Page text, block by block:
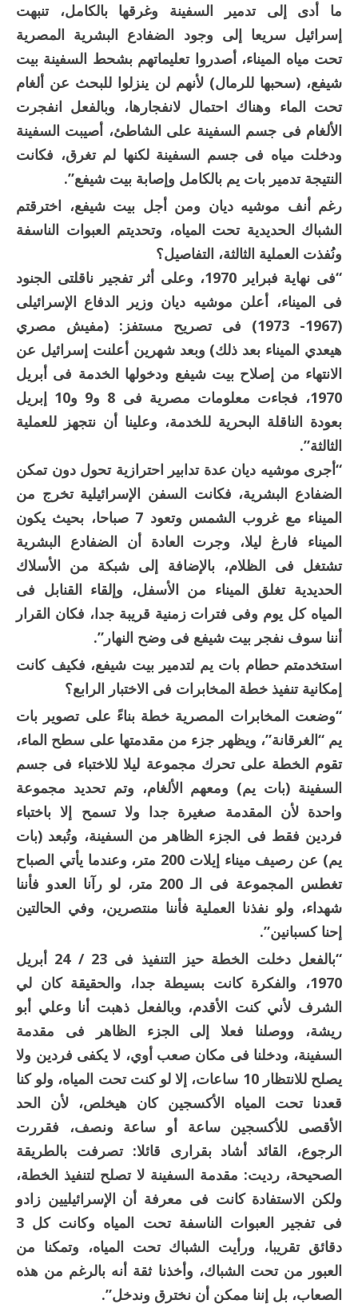
ما أدى إلى تدمير السفينة وغرقها بالكامل، تنبهت
إسرائيل سريعا إلى وجود الضفادع البشرية المصرية
تحت مياه الميناء، أصدروا تعليماتهم بشحط السفينة بيت
شيفع، (سحبها للرمال) لأنهم لن ينزلوا للبحث عن ألغام
تحت الماء وهناك احتمال لانفجارها، وبالفعل انفجرت
الألغام فى جسم السفينة على الشاطئ، أصيبت السفينة
ودخلت مياه فى جسم السفينة لكنها لم تغرق، فكانت
النتيجة تدمير بات يم بالكامل وإصابة بيت شيفع”.
رغم أنف موشيه ديان ومن أجل بيت شيفع، اخترقتم
الشباك الحديدية تحت المياه، وتحديتم العبوات الناسفة
ونُفذت العملية الثالثة، التفاصيل؟
“فى نهاية فبراير 1970، وعلى أثر تفجير ناقلتى الجنود
فى الميناء، أعلن موشيه ديان وزير الدفاع الإسرائيلى
(1967- 1973) فى تصريح مستفز: (مفيش مصري
هيعدي الميناء بعد ذلك) وبعد شهرين أعلنت إسرائيل عن
الانتهاء من إصلاح بيت شيفع ودخولها الخدمة فى أبريل
1970، فجاءت معلومات مصرية فى 8 و9 و10 إبريل
بعودة الناقلة البحرية للخدمة، وعلينا أن نتجهز للعملية
الثالثة”.
“أجرى موشيه ديان عدة تدابير احترازية تحول دون تمكن
الضفادع البشرية، فكانت السفن الإسرائيلية تخرج من
الميناء مع غروب الشمس وتعود 7 صباحا، بحيث يكون
الميناء فارغ ليلا، وجرت العادة أن الضفادع البشرية
تشتغل فى الظلام، بالإضافة إلى شبكة من الأسلاك
الحديدية تغلق الميناء من الأسفل، وإلقاء القنابل فى
المياه كل يوم وفى فترات زمنية قريبة جدا، فكان القرار
أننا سوف نفجر بيت شيفع فى وضح النهار”.
استخدمتم حطام بات يم لتدمير بيت شيفع، فكيف كانت
إمكانية تنفيذ خطة المخابرات فى الاختبار الرابع؟
“وضعت المخابرات المصرية خطة بناءً على تصوير بات
يم “الغرقانة”، ويظهر جزء من مقدمتها على سطح الماء،
تقوم الخطة على تحرك مجموعة ليلا للاختباء فى جسم
السفينة (بات يم) ومعهم الألغام، وتم تحديد مجموعة
واحدة لأن المقدمة صغيرة جدا ولا تسمح إلا باختباء
فردين فقط فى الجزء الظاهر من السفينة، وتُبعد (بات
يم) عن رصيف ميناء إيلات 200 متر، وعندما يأتي الصباح
تغطس المجموعة فى الـ 200 متر، لو رآنا العدو فأننا
شهداء، ولو نفذنا العملية فأننا منتصرين، وفي الحالتين
إحنا كسبانين”.
“بالفعل دخلت الخطة حيز التنفيذ فى 23 / 24 أبريل
1970، والفكرة كانت بسيطة جدا، والحقيقة كان لي
الشرف لأني كنت الأقدم، وبالفعل ذهبت أنا وعلي أبو
ريشة، ووصلنا فعلا إلى الجزء الظاهر فى مقدمة
السفينة، ودخلنا فى مكان صعب أوي، لا يكفى فردين ولا
يصلح للانتظار 10 ساعات، إلا لو كنت تحت المياه، ولو كنا
قعدنا تحت المياه الأكسجين كان هيخلص، لأن الحد
الأقصى للأكسجين ساعة أو ساعة ونصف، فقررت
الرجوع، القائد أشاد بقرارى قائلا: تصرفت بالطريقة
الصحيحة، رديت: مقدمة السفينة لا تصلح لتنفيذ الخطة،
ولكن الاستفادة كانت فى معرفة أن الإسرائيليين زادو
فى تفجير العبوات الناسفة تحت المياه وكانت كل 3
دقائق تقريبا، ورأيت الشباك تحت المياه، وتمكنا من
العبور من تحت الشباك، وأخذنا ثقة أنه بالرغم من هذه
الصعاب، بل إننا ممكن أن نخترق وندخل”.